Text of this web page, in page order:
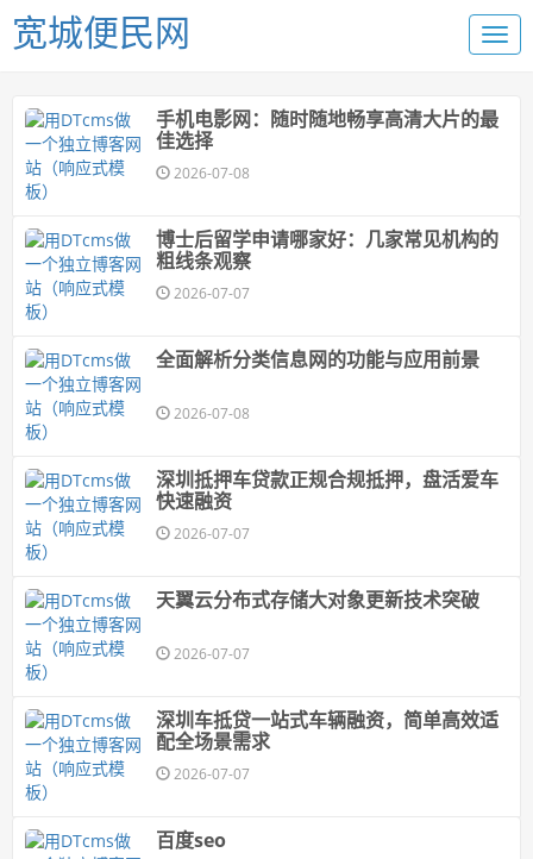
宽城便民网
手机电影网：随时随地畅享高清大片的最
佳选择
2026-07-08
博士后留学申请哪家好：几家常见机构的
粗线条观察
2026-07-07
全面解析分类信息网的功能与应用前景
2026-07-08
深圳抵押车贷款正规合规抵押，盘活爱车
快速融资
2026-07-07
天翼云分布式存储大对象更新技术突破
2026-07-07
深圳车抵贷一站式车辆融资，简单高效适
配全场景需求
2026-07-07
百度seo